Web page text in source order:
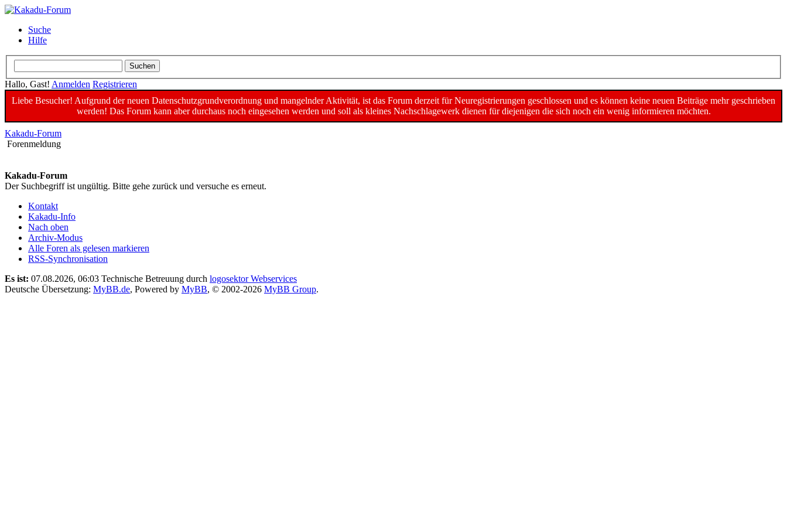
Suche
Hilfe
Hallo, Gast! Anmelden Registrieren
Liebe Besucher! Aufgrund der neuen Datenschutzgrundverordnung und mangelnder Aktivität, ist das Forum derzeit für Neuregistrierungen geschlossen und es können keine neuen Beiträge mehr geschrieben
werden! Das Forum kann aber durchaus noch eingesehen werden und soll als kleines Nachschlagewerk dienen für diejenigen die sich noch ein wenig informieren möchten.
Kakadu-Forum
Forenmeldung
Kakadu-Forum
Der Suchbegriff ist ungültig. Bitte gehe zurück und versuche es erneut.
Kontakt
Kakadu-Info
Nach oben
Archiv-Modus
Alle Foren als gelesen markieren
RSS-Synchronisation
Es ist: 07.08.2026, 06:03 Technische Betreuung durch logosektor Webservices
Deutsche Übersetzung: MyBB.de, Powered by MyBB, © 2002-2026 MyBB Group.